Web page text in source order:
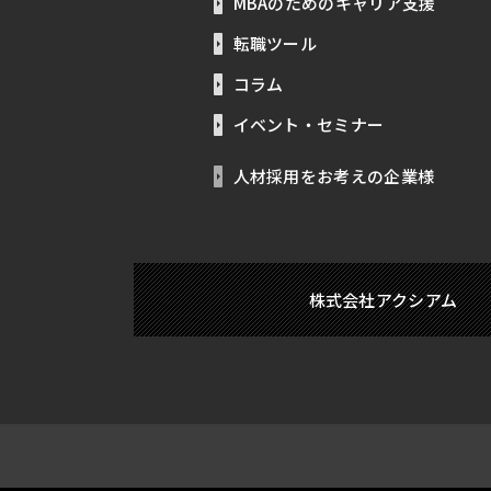
転職ツール
コラム
イベント・セミナー
人材採用をお考えの企業様
株式会社アクシアム